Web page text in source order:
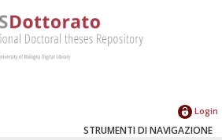
Login
STRUMENTI DI NAVIGAZIONE